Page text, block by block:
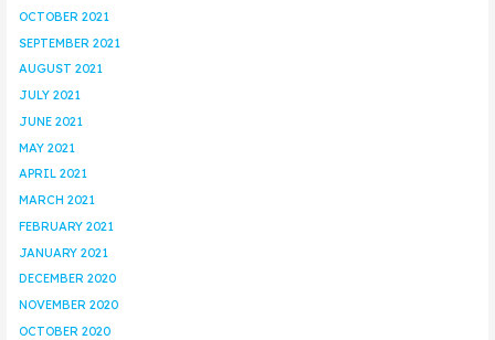
OCTOBER 2021
SEPTEMBER 2021
AUGUST 2021
JULY 2021
JUNE 2021
MAY 2021
APRIL 2021
MARCH 2021
FEBRUARY 2021
JANUARY 2021
DECEMBER 2020
NOVEMBER 2020
OCTOBER 2020